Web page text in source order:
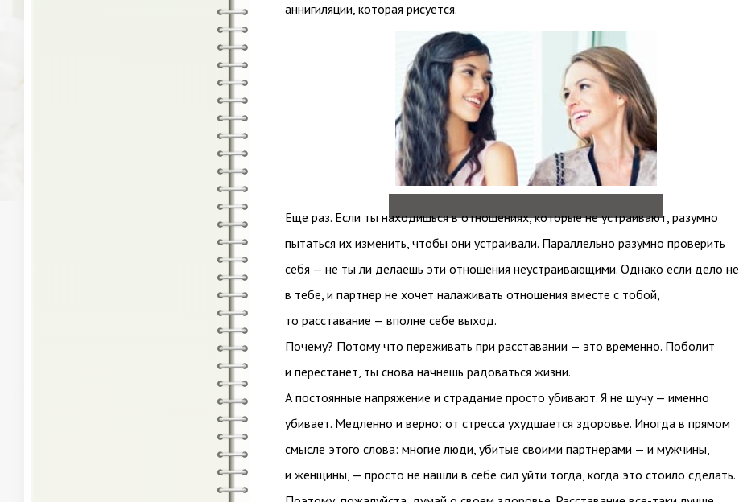
аннигиляции, которая рисуется.
Еще раз. Если ты находишься в отношениях, которые не устраивают, разумно
пытаться их изменить, чтобы они устраивали. Параллельно разумно проверить
себя — не ты ли делаешь эти отношения неустраивающими. Однако если дело не
в тебе, и партнер не хочет налаживать отношения вместе с тобой,
то расставание — вполне себе выход.
Почему? Потому что переживать при расставании — это временно. Поболит
и перестанет, ты снова начнешь радоваться жизни.
А постоянные напряжение и страдание просто убивают. Я не шучу — именно
убивает. Медленно и верно: от стресса ухудшается здоровье. Иногда в прямом
смысле этого слова: многие люди, убитые своими партнерами — и мужчины,
и женщины, — просто не нашли в себе сил уйти тогда, когда это стоило сделать.